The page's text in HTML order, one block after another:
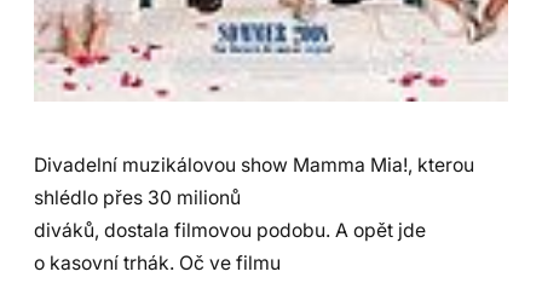
Divadelní muzikálovou show Mamma Mia!, kterou
shlédlo přes 30 milionů
diváků, dostala filmovou podobu. A opět jde
o kasovní trhák. Oč ve filmu